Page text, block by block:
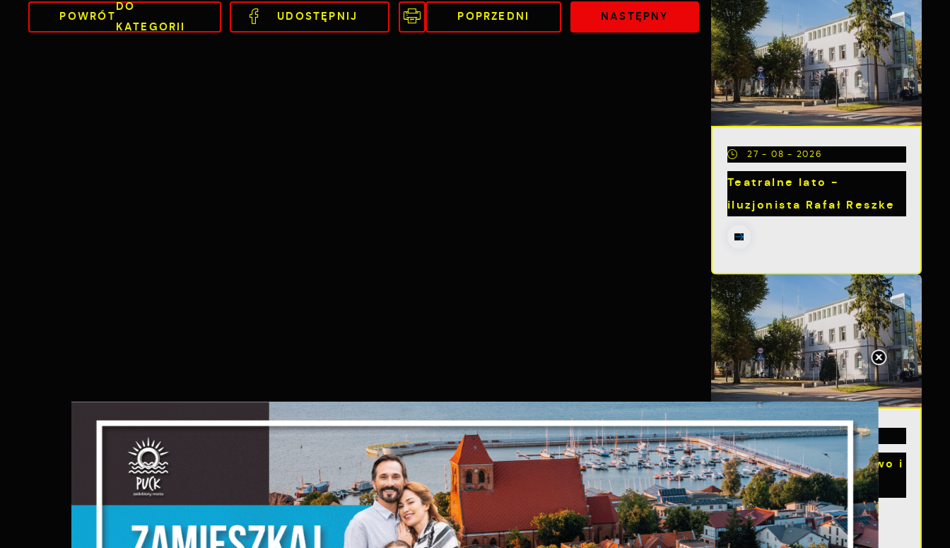
POWRÓT
DO
KATEGORII
UDOSTĘPNIJ POPRZEDNI NASTĘPNY
27 - 08 - 2026
Teatralne lato -
iluzjonista Rafał Reszke
20 - 08 - 2026
Teatralne lato - Zdrowo i
kolorowo
Ustawienia
Szanujemy Twoją prywatność. Możesz zmienić ustawienia cookies
lub zaakceptować je wszystkie. W dowolnym momencie możesz
dokonać zmiany swoich ustawień.